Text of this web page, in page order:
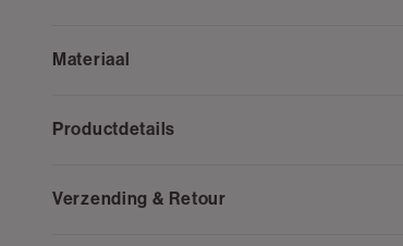
Materiaal
Productdetails
Verzending & Retour